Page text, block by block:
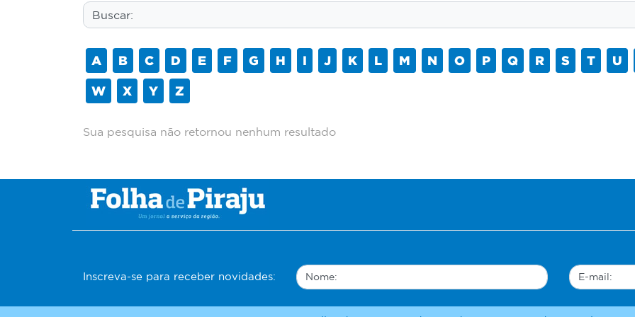
A B C D E F G H I J K L M N O P Q R S T U
W X Y Z
Sua pesquisa não retornou nenhum resultado
Inscreva-se para receber novidades: